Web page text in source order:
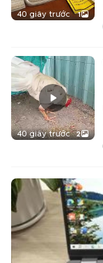
40 giây trước 1
40 giây trước 2